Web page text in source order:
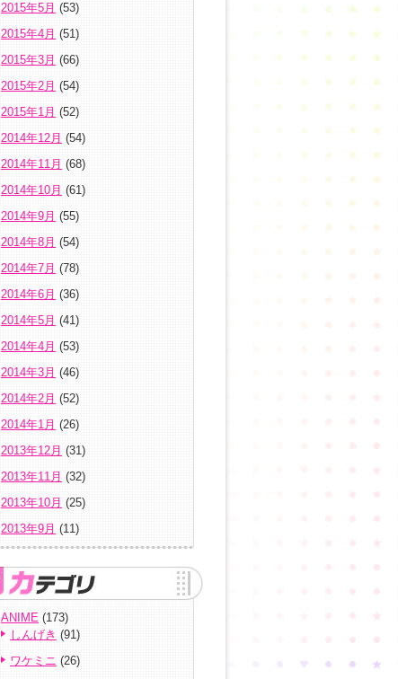
2015年5月 (53)
2015年4月 (51)
2015年3月 (66)
2015年2月 (54)
2015年1月 (52)
2014年12月 (54)
2014年11月 (68)
2014年10月 (61)
2014年9月 (55)
2014年8月 (54)
2014年7月 (78)
2014年6月 (36)
2014年5月 (41)
2014年4月 (53)
2014年3月 (46)
2014年2月 (52)
2014年1月 (26)
2013年12月 (31)
2013年11月 (32)
2013年10月 (25)
2013年9月 (11)
ANIME (173)
しんげき (91)
ワケミニ (26)